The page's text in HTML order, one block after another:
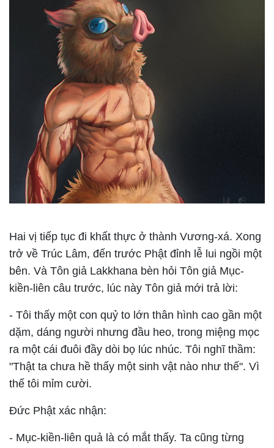
Hai vị tiếp tục đi khất thực ở thành Vương-xá. Xong
trở về Trúc Lâm, đến trước Phật đỉnh lễ lui ngồi một
bên. Và Tôn giả Lakkhana bèn hỏi Tôn giả Mục-
kiền-liên câu trước, lúc này Tôn giả mới trả lời:
- Tôi thấy một con quỷ to lớn thân hình cao gần một
dặm, dáng người nhưng đầu heo, trong miệng mọc
ra một cái đuôi đầy dòi bọ lúc nhúc. Tôi nghĩ thầm:
"Thật ta chưa hề thấy một sinh vật nào như thế". Vì
thế tôi mỉm cười.
Ðức Phật xác nhận:
- Mục-kiền-liên quả là có mắt thấy. Ta cũng từng